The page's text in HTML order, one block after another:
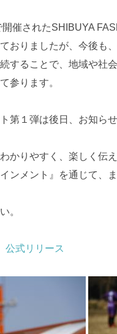
催されたSHIBUYA
おりましたが、今後も
することで、地域や社
参ります。
第１弾は後日、お知らせ
かりやすく、楽しく伝
ンメント』を通じて、
。
式リリース